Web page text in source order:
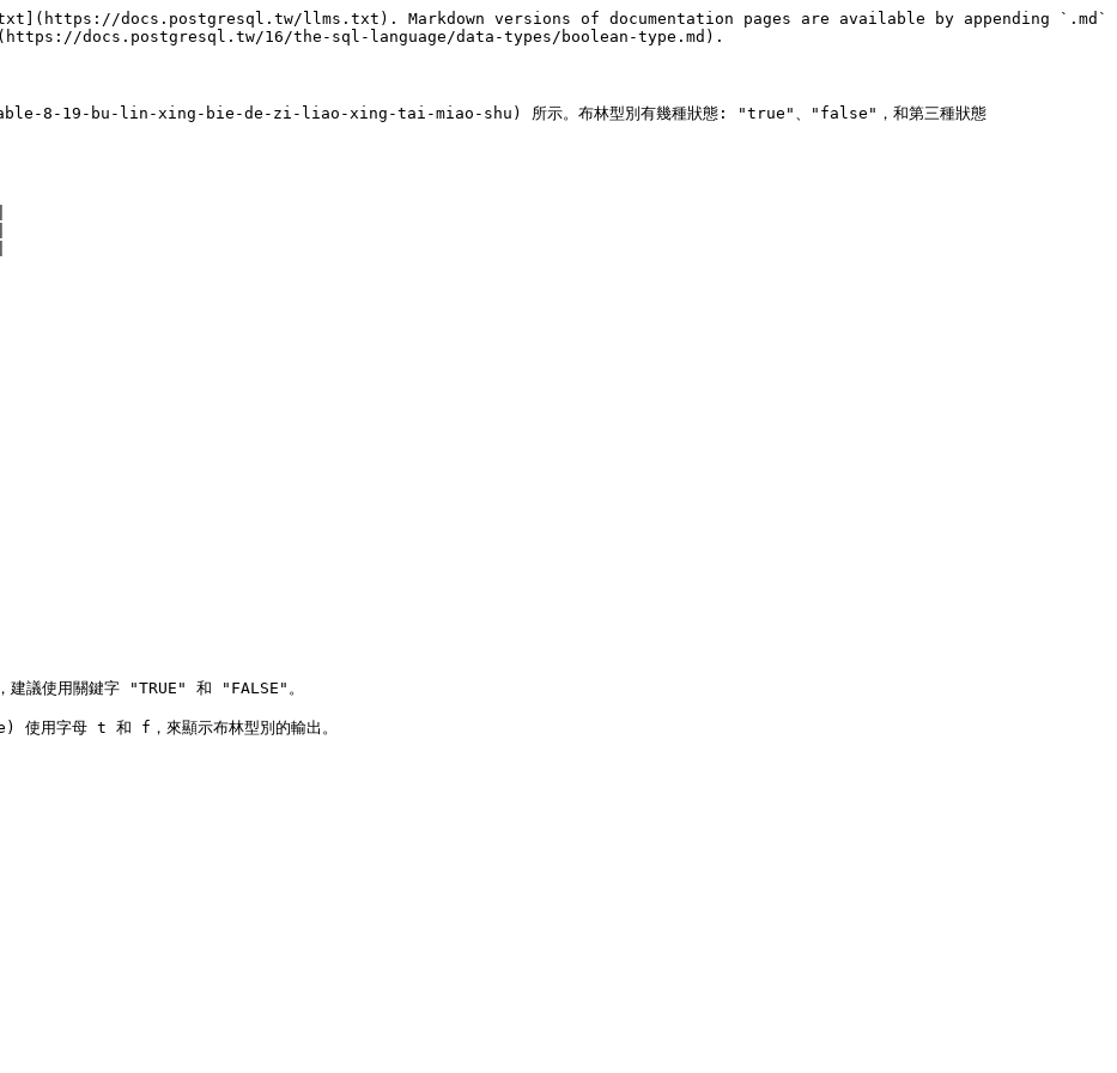
docs.postgresql.tw/llms.txt). Markdown versions of documentation pages are available by appending `.md`
docs.postgresql.tw/16/the-sql-language/data-types/boolean-type.md).
8-19-bu-lin-xing-bie-de-zi-liao-xing-tai-miao-shu) 所示。布林型別有幾種狀態: "true"、"false"，和第三種狀態
建議使用關鍵字 "TRUE" 和 "FALSE"。
字母 t 和 f，來顯示布林型別的輸出。